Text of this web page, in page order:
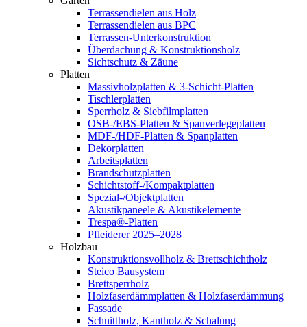
Terrassendielen aus Holz
Terrassendielen aus BPC
Terrassen-Unterkonstruktion
Überdachung & Konstruktionsholz
Sichtschutz & Zäune
Platten
Massivholzplatten & 3-Schicht-Platten
Tischlerplatten
Sperrholz & Siebfilmplatten
OSB-/EBS-Platten & Spanverlegeplatten
MDF-/HDF-Platten & Spanplatten
Dekorplatten
Arbeitsplatten
Brandschutzplatten
Schichtstoff-/Kompaktplatten
Spezial-/Objektplatten
Akustikpaneele & Akustikelemente
Trespa®-Platten
Pfleiderer 2025–2028
Holzbau
Konstruktionsvollholz & Brettschichtholz
Steico Bausystem
Brettsperrholz
Holzfaserdämmplatten & Holzfaserdämmung
Fassade
Schnittholz, Kantholz & Schalung